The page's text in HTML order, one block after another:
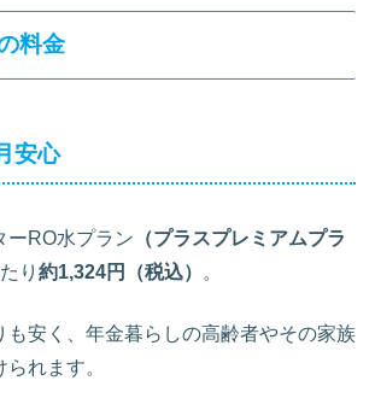
料金
安心
ーRO水プラン （プラスプレミアムプラ
り 約1,324円（税込） 。
も安く、年金暮らしの高齢者やその家族
れます。